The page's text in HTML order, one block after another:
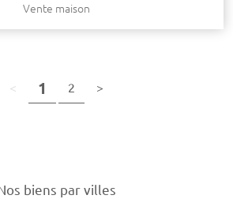
Vente maison
<page précédente
1 (page courante)
2(page courante)
>page suivante
biens par villes